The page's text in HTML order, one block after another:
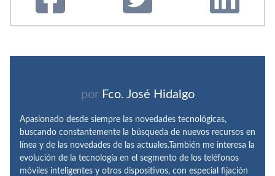
por Fco. José Hidalgo
Apasionado desde siempre las novedades tecnológicas,
buscando constantemente la búsqueda de nuevos recursos en
línea y de las novedades de las actuales.También me interesa la
evolución de la tecnología en el segmento de los teléfonos
móviles inteligentes y otros dispositivos, con especial fijación